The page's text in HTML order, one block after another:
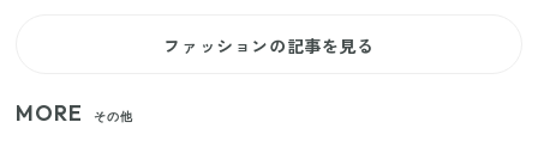
ファッションの記事を見る
MORE その他